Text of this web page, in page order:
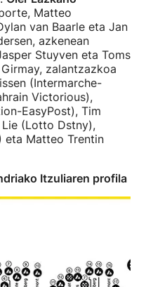
Matteo
van Baarle eta Jan
azkenean
Stuyven eta Toms
zalantzazkoa
(Intermarche-
Victorious),
EasyPost), Tim
Lie (Lotto Dstny),
eta Matteo Trentin
Itzuliaren profila